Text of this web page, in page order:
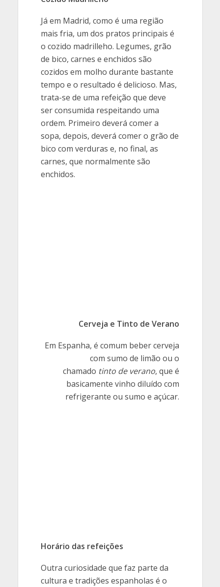
Já em Madrid, como é uma região
mais fria, um dos pratos principais é
o cozido madrilleho. Legumes, grão
de bico, carnes e enchidos são
cozidos em molho durante bastante
tempo e o resultado é delicioso. Mas,
trata-se de uma refeição que deve
ser consumida respeitando uma
ordem. Primeiro deverá comer a
sopa, depois, deverá comer o grão de
bico com verduras e, no final, as
carnes, que normalmente são
enchidos.
Cerveja e Tinto de Verano
Em Espanha, é comum beber cerveja
com sumo de limão ou o
chamado tinto de verano, que é
basicamente vinho diluído com
refrigerante ou sumo e açúcar.
Horário das refeições
Outra curiosidade que faz parte da
cultura e tradições espanholas é o